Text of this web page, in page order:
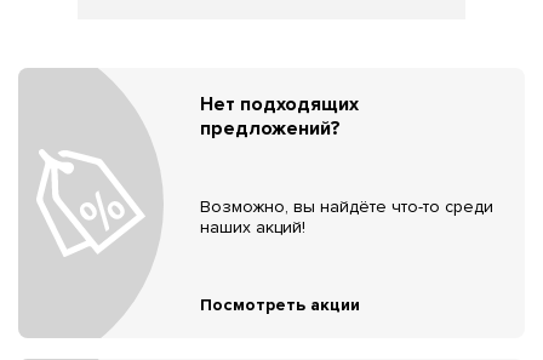
Нет подходящих
предложений?
Возможно, вы найдёте что-то среди
наших акций!
Посмотреть акции